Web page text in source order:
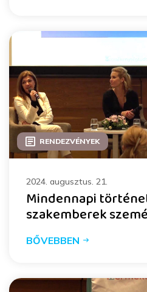
RENDEZVÉNYEK
2024. augusztus. 21.
Mindennapi
szakemberek
BŐVEBBEN